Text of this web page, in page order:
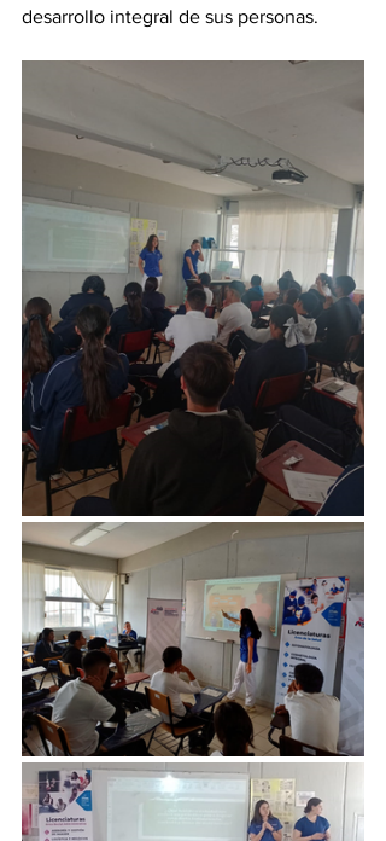
desarrollo integral de sus personas.